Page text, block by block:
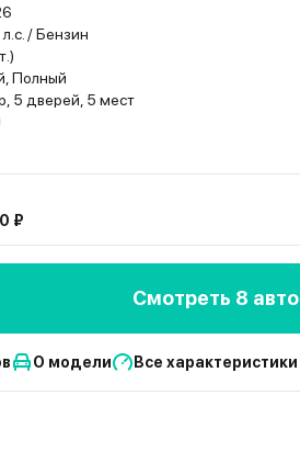
/ Бензин
Полный
5 дверей, 5 мест
₽
Смотреть 8 авто
О модели Все характеристики